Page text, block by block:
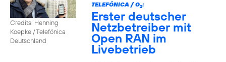
Credits: Henning
Koepke / Telefónica
Deutschland
TELEFÓNICA / O2:
Erster deutscher
Netzbetreiber mit
Open RAN im
Livebetrieb